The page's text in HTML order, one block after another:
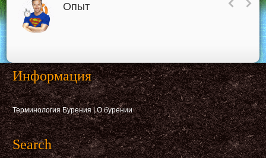
Опыт
Информация
Терминология Бурения|О бурении
Search